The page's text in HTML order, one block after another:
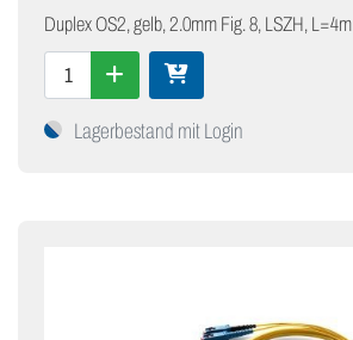
Duplex OS2, gelb, 2.0mm Fig. 8, LSZH, L=4m
Lagerbestand mit Login